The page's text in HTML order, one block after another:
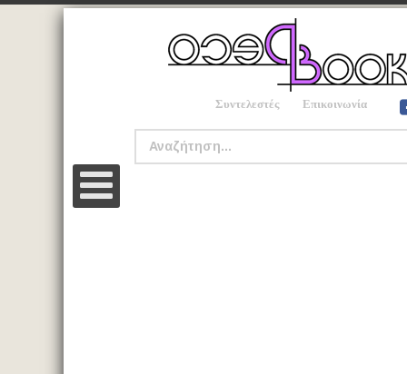
Συντελεστές Επικοινωνία